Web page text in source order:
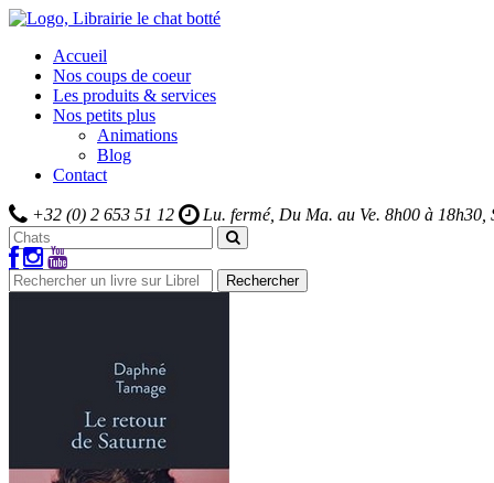
Accueil
Nos coups de coeur
Les produits & services
Nos petits plus
Animations
Blog
Contact
+32 (0) 2 653 51 12 Lu. fermé, Du Ma. au Ve. 8h00 à 18h30,
Rechercher